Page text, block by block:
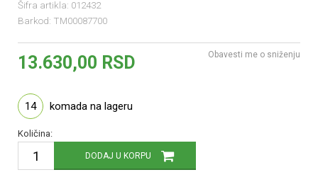
Šifra artikla: 012432
Barkod: TM00087700
13.630,00 RSD Obavesti me o sniženju
14 komada na lageru
Količina:
DODAJ U KORPU